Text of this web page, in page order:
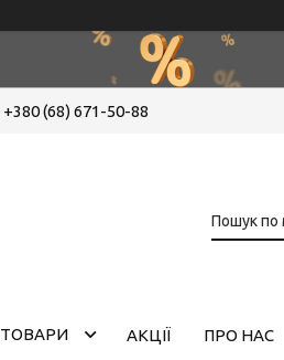
+380 (68) 671-50-88
ТОВАРИ АКЦІЇ ПРО НАС